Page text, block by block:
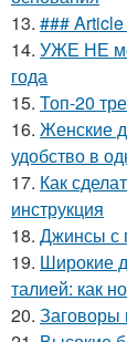
13. ###
14. УЖЕ НЕ
года
15. Топ-20
16. Женские
удобство в
17. Как
инструкция
18. Джинсы с
19. Широкие
талией: как
20. Заговоры